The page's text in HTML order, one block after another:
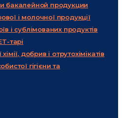
бакалейной продукции
і молочної продукції
і сублімованих продуктів
тарі
добрив і отрутохімікатів
гігієни та